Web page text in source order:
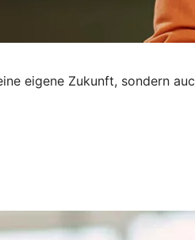
eigene Zukunft, sondern